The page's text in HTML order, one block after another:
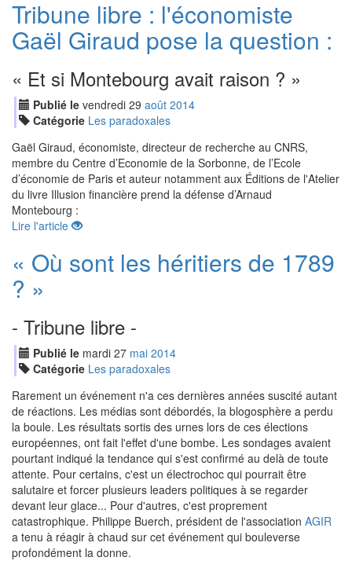
Tribune libre : l'économiste
Gaël Giraud pose la question :
« Et si Montebourg avait raison ? »
Publié le vendredi 29 août 2014
Catégorie Les paradoxales
Gaël Giraud, économiste, directeur de recherche au CNRS,
membre du Centre d’Economie de la Sorbonne, de l’Ecole
d’économie de Paris et auteur notamment aux Éditions de l'Atelier
du livre Illusion financière prend la défense d’Arnaud
Montebourg :
Lire l'article
« Où sont les héritiers de 1789
? »
- Tribune libre -
Publié le mardi 27 mai 2014
Catégorie Les paradoxales
Rarement un événement n'a ces dernières années suscité autant
de réactions. Les médias sont débordés, la blogosphère a perdu
la boule. Les résultats sortis des urnes lors de ces élections
européennes, ont fait l'effet d'une bombe. Les sondages avaient
pourtant indiqué la tendance qui s'est confirmé au delà de toute
attente. Pour certains, c'est un électrochoc qui pourrait être
salutaire et forcer plusieurs leaders politiques à se regarder
devant leur glace... Pour d'autres, c'est proprement
catastrophique. Philippe Buerch, président de l'association AGIR
a tenu à réagir à chaud sur cet événement qui bouleverse
profondément la donne.